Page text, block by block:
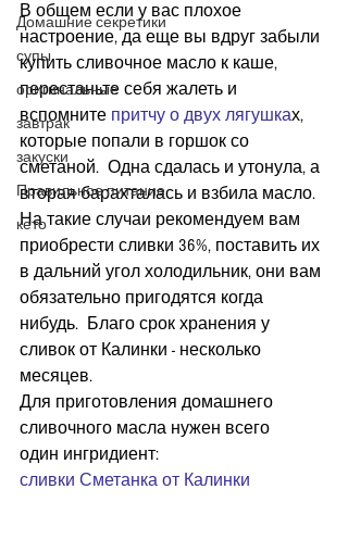
Домашние секретики
супы
оригинальные
завтрак
закуски
Правильное питание
кето
В общем если у вас плохое
настроение, да еще вы вдруг забыли
купить сливочное масло к каше,
перестаньте себя жалеть и
вспомните притчу о двух лягушках,
которые попали в горшок со
сметаной.  Одна сдалась и утонула, а
вторая барахталась и взбила масло.
На такие случаи рекомендуем вам
приобрести сливки 36%, поставить их
в дальний угол холодильник, они вам
обязательно пригодятся когда
нибудь.  Благо срок хранения у
сливок от Калинки - несколько
месяцев.
Для приготовления домашнего
сливочного масла нужен всего
один ингридиент:
сливки Сметанка от Калинки